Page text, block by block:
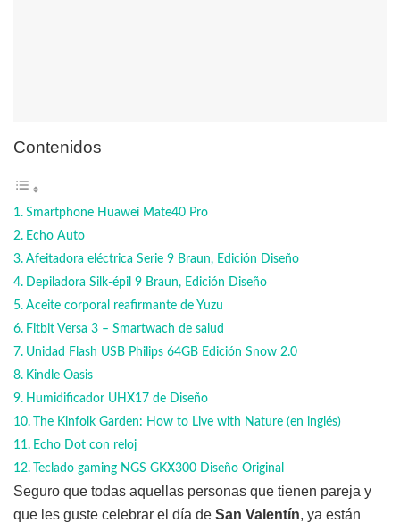
Contenidos
Smartphone Huawei Mate40 Pro
Echo Auto
Afeitadora eléctrica Serie 9 Braun, Edición Diseño
Depiladora Silk-épil 9 Braun, Edición Diseño
Aceite corporal reafirmante de Yuzu
Fitbit Versa 3 – Smartwach de salud
Unidad Flash USB Philips 64GB Edición Snow 2.0
Kindle Oasis
Humidificador UHX17 de Diseño
The Kinfolk Garden: How to Live with Nature (en inglés)
Echo Dot con reloj
Teclado gaming NGS GKX300 Diseño Original
Seguro que todas aquellas personas que tienen pareja y
que les guste celebrar el día de San Valentín, ya están